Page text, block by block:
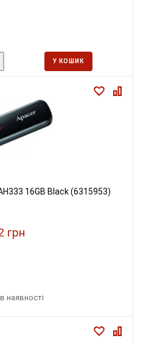
У КОШИК
16GB Black (6315953)
грн
наявності